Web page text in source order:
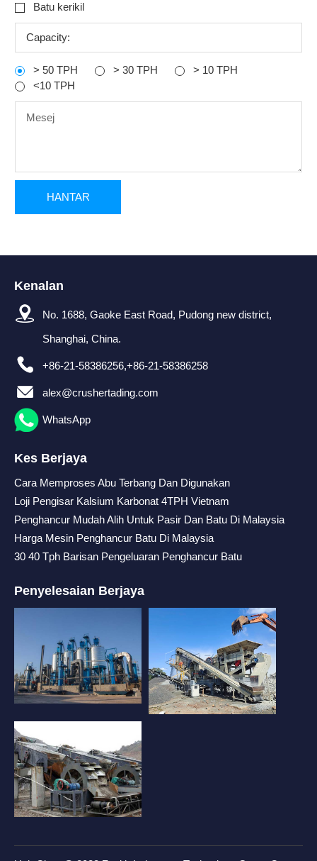
Batu kerikil
Capacity:
> 50 TPH > 30 TPH
> 10 TPH
<10 TPH
Kenalan
No. 1688, Gaoke East Road, Pudong new district,
Shanghai, China.
+86-21-58386256,+86-21-58386258
alex@crushertading.com
WhatsApp
Kes Berjaya
Cara Memproses Abu Terbang Dan Digunakan
Loji Pengisar Kalsium Karbonat 4TPH Vietnam
Penghancur Mudah Alih Untuk Pasir Dan Batu Di Malaysia
Harga Mesin Penghancur Batu Di Malaysia
30 40 Tph Barisan Pengeluaran Penghancur Batu
Penyelesaian Berjaya